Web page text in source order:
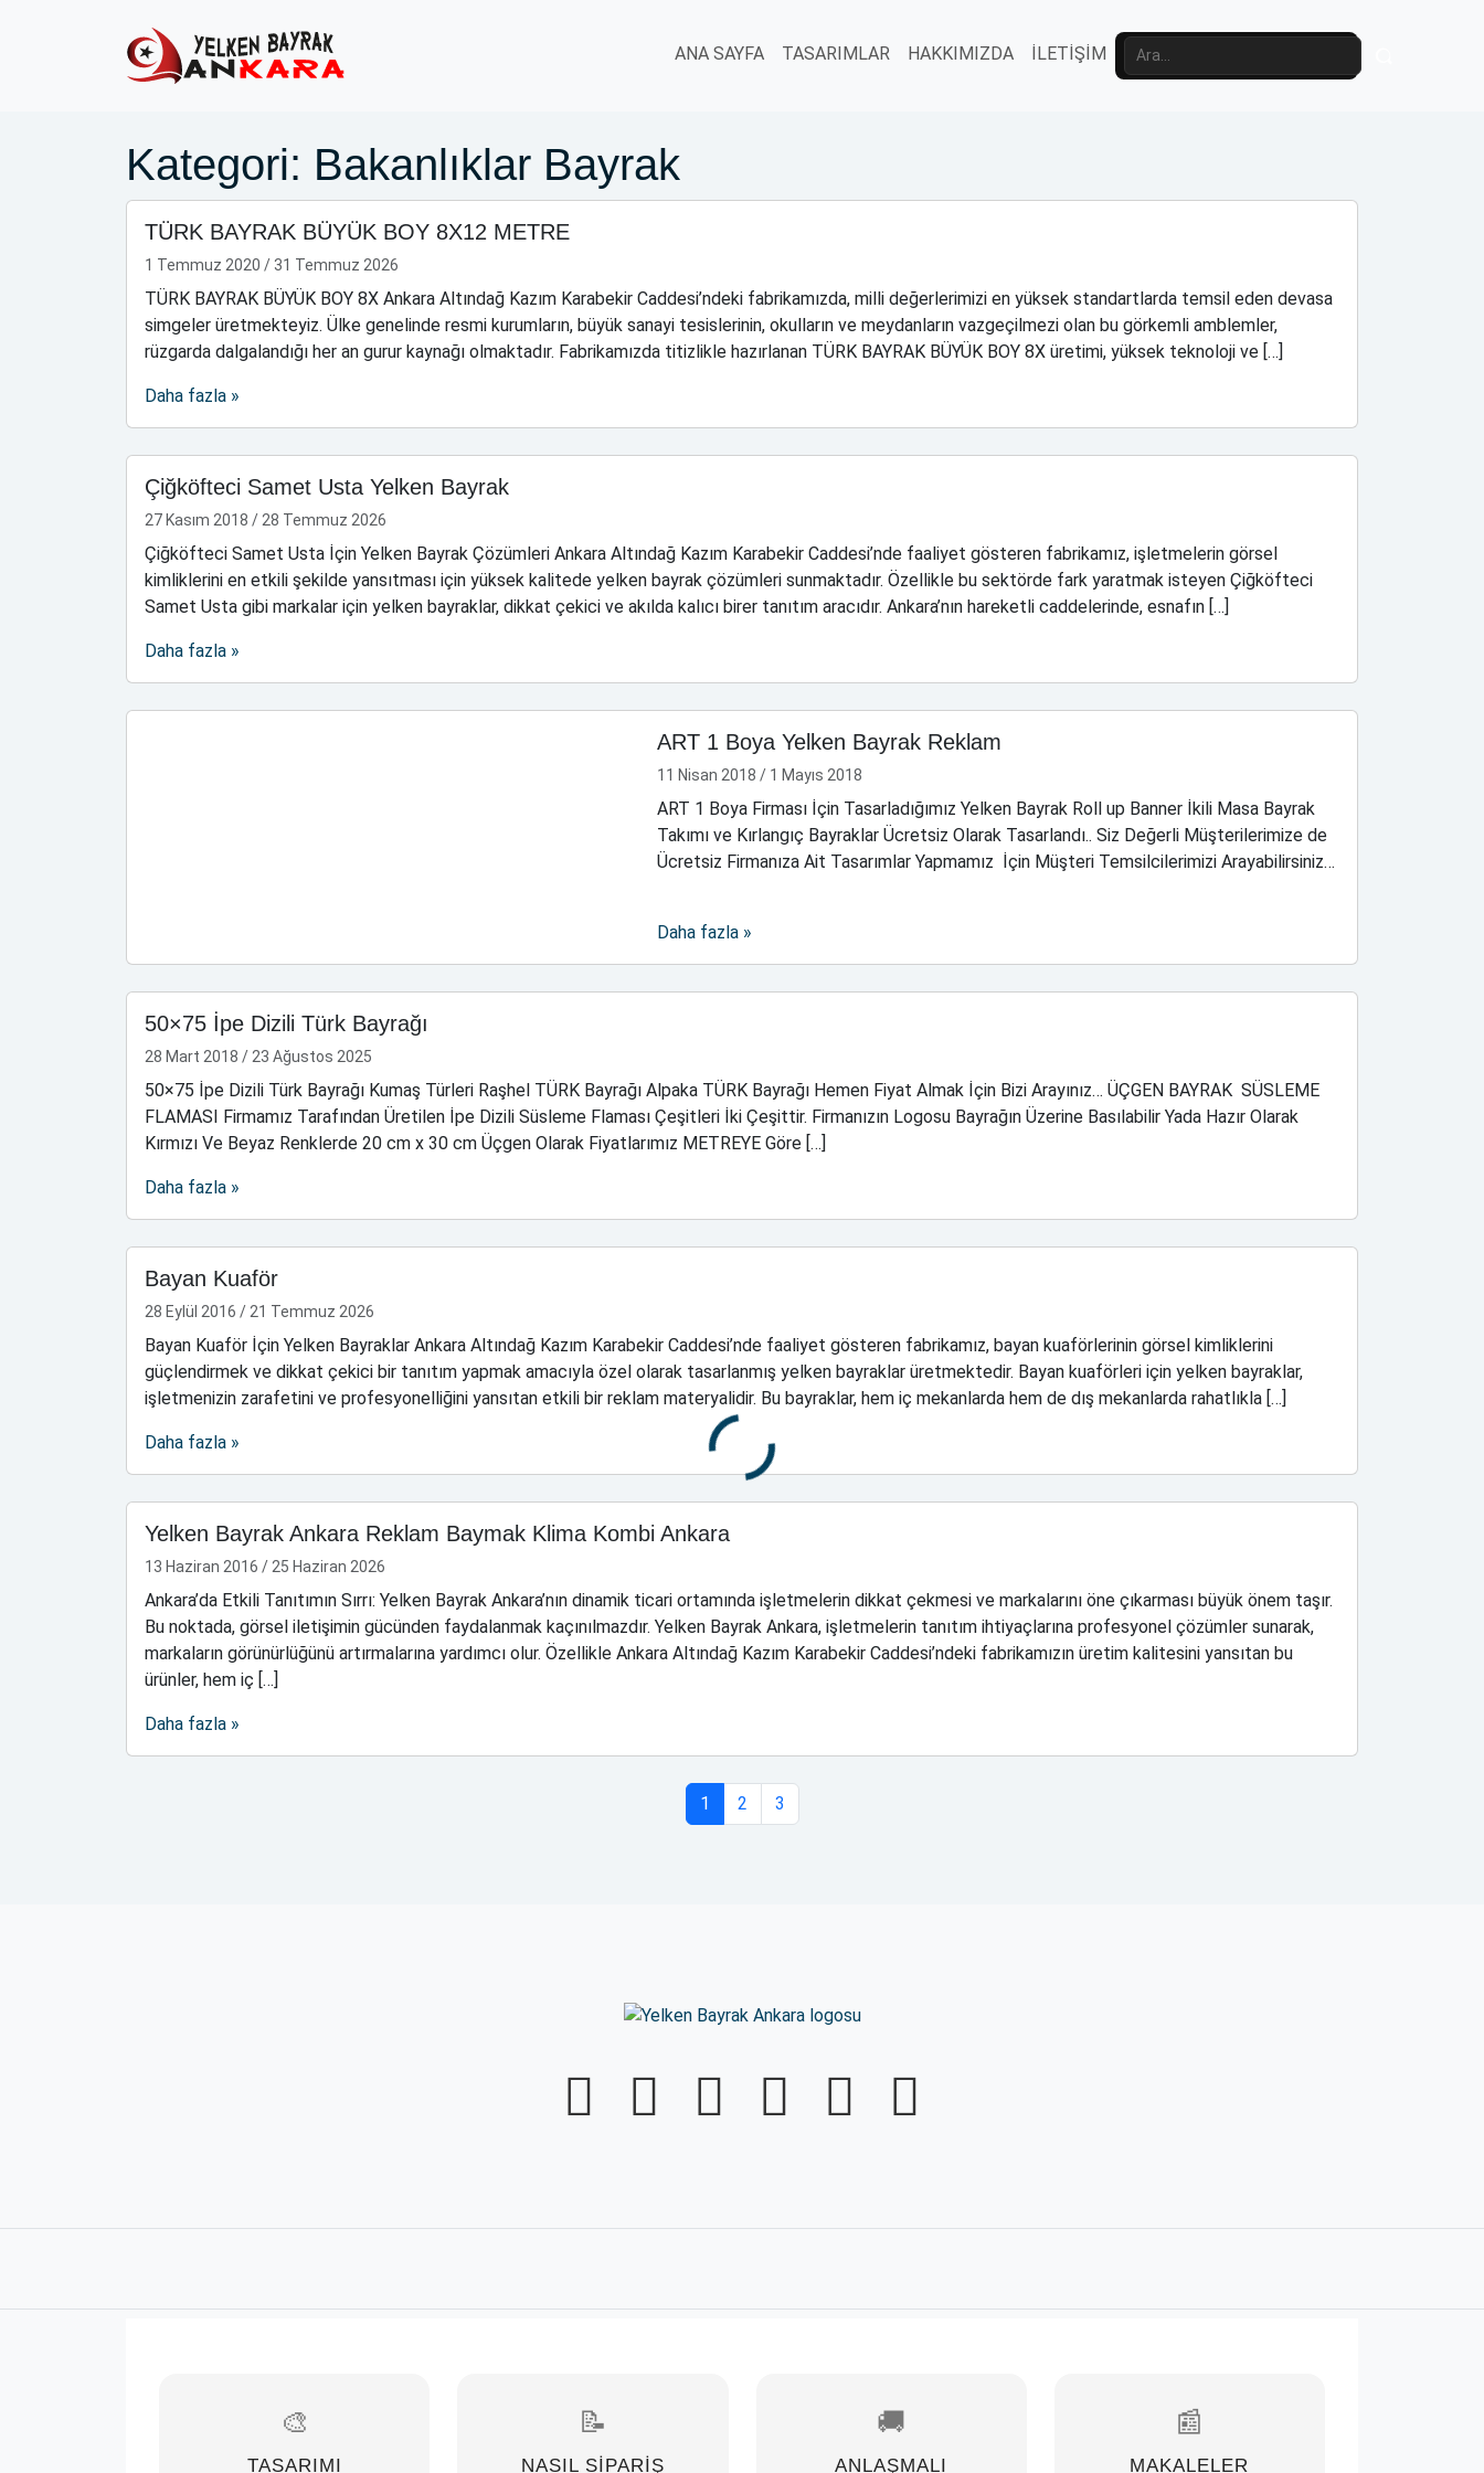
ANA SAYFA
TASARIMLAR HAKKIMIZDA İLETİŞİM
Kategori: Bakanlıklar Bayrak
TÜRK BAYRAK BÜYÜK BOY 8X12 METRE
1 Temmuz 2020 / 31 Temmuz 2026
TÜRK BAYRAK BÜYÜK BOY 8X Ankara Altındağ Kazım Karabekir Caddesi’ndeki fabrikamızda, milli değerlerimizi en yüksek standartlarda temsil eden devasa
simgeler üretmekteyiz. Ülke genelinde resmi kurumların, büyük sanayi tesislerinin, okulların ve meydanların vazgeçilmezi olan bu görkemli amblemler,
rüzgarda dalgalandığı her an gurur kaynağı olmaktadır. Fabrikamızda titizlikle hazırlanan TÜRK BAYRAK BÜYÜK BOY 8X üretimi, yüksek teknoloji ve […]
Daha fazla »
Çiğköfteci Samet Usta Yelken Bayrak
27 Kasım 2018 / 28 Temmuz 2026
Çiğköfteci Samet Usta İçin Yelken Bayrak Çözümleri Ankara Altındağ Kazım Karabekir Caddesi’nde faaliyet gösteren fabrikamız, işletmelerin görsel
kimliklerini en etkili şekilde yansıtması için yüksek kalitede yelken bayrak çözümleri sunmaktadır. Özellikle bu sektörde fark yaratmak isteyen Çiğköfteci
Samet Usta gibi markalar için yelken bayraklar, dikkat çekici ve akılda kalıcı birer tanıtım aracıdır. Ankara’nın hareketli caddelerinde, esnafın […]
Daha fazla »
ART 1 Boya Yelken Bayrak Reklam
11 Nisan 2018 / 1 Mayıs 2018
ART 1 Boya Firması İçin Tasarladığımız Yelken Bayrak Roll up Banner İkili Masa Bayrak
Takımı ve Kırlangıç Bayraklar Ücretsiz Olarak Tasarlandı.. Siz Değerli Müşterilerimize de
Ücretsiz Firmanıza Ait Tasarımlar Yapmamız İçin Müşteri Temsilcilerimizi Arayabilirsiniz…
Daha fazla »
50×75 İpe Dizili Türk Bayrağı
28 Mart 2018 / 23 Ağustos 2025
50×75 İpe Dizili Türk Bayrağı Kumaş Türleri Raşhel TÜRK Bayrağı Alpaka TÜRK Bayrağı Hemen Fiyat Almak İçin Bizi Arayınız… ÜÇGEN BAYRAK SÜSLEME
FLAMASI Firmamız Tarafından Üretilen İpe Dizili Süsleme Flaması Çeşitleri İki Çeşittir. Firmanızın Logosu Bayrağın Üzerine Basılabilir Yada Hazır Olarak
Kırmızı Ve Beyaz Renklerde 20 cm x 30 cm Üçgen Olarak Fiyatlarımız METREYE Göre […]
Daha fazla »
Bayan Kuaför
28 Eylül 2016 / 21 Temmuz 2026
Bayan Kuaför İçin Yelken Bayraklar Ankara Altındağ Kazım Karabekir Caddesi’nde faaliyet gösteren fabrikamız, bayan kuaförlerinin görsel kimliklerini
güçlendirmek ve dikkat çekici bir tanıtım yapmak amacıyla özel olarak tasarlanmış yelken bayraklar üretmektedir. Bayan kuaförleri için yelken bayraklar,
işletmenizin zarafetini ve profesyonelliğini yansıtan etkili bir reklam materyalidir. Bu bayraklar, hem iç mekanlarda hem de dış mekanlarda rahatlıkla […]
Daha fazla »
Yelken Bayrak Ankara Reklam Baymak Klima Kombi Ankara
13 Haziran 2016 / 25 Haziran 2026
Ankara’da Etkili Tanıtımın Sırrı: Yelken Bayrak Ankara’nın dinamik ticari ortamında işletmelerin dikkat çekmesi ve markalarını öne çıkarması büyük önem taşır.
Bu noktada, görsel iletişimin gücünden faydalanmak kaçınılmazdır. Yelken Bayrak Ankara, işletmelerin tanıtım ihtiyaçlarına profesyonel çözümler sunarak,
markaların görünürlüğünü artırmalarına yardımcı olur. Özellikle Ankara Altındağ Kazım Karabekir Caddesi’ndeki fabrikamızın üretim kalitesini yansıtan bu
ürünler, hem iç […]
Daha fazla »
Geçerli Sayfa
1 Sayfa
2 Sayfa
3
🎨
TASARIMI
📝
NASIL SİPARİŞ
🚚
ANLAŞMALI
📰
MAKALELER